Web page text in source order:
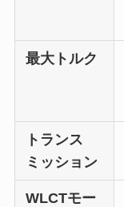
最大トルク
トランス
ミッション
WLCTモー